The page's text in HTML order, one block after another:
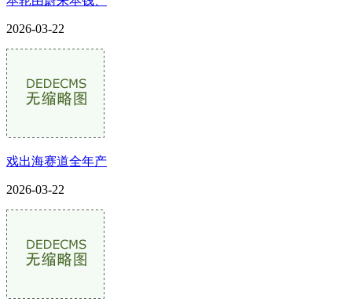
2026-03-22
戏出海赛道全年产
2026-03-22